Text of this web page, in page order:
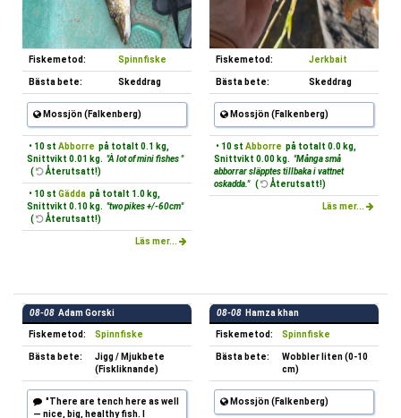
Fiskemetod: Spinnfiske
Bästa bete: Skeddrag
Mossjön (Falkenberg)
• 10 st Abborre på totalt 0.1 kg,
Snittvikt 0.01 kg. "À lot of mini fishes "
(
Återutsatt!)
• 10 st Gädda på totalt 1.0 kg,
Snittvikt 0.10 kg. "two pikes +/-60cm"
(
Återutsatt!)
Läs mer...
Fiskemetod: Jerkbait
Bästa bete: Skeddrag
Mossjön (Falkenberg)
• 10 st Abborre på totalt 0.0 kg,
Snittvikt 0.00 kg. "Många små
abborrar släpptes tillbaka i vattnet
oskadda." ( Återutsatt!)
Läs mer...
08-08 Adam Gorski
Fiskemetod: Spinnfiske
Bästa bete:
Jigg / Mjukbete
(Fiskliknande)
"There are tench here as well
— nice, big, healthy fish. I
08-08 Hamza khan
Fiskemetod: Spinnfiske
Bästa bete:
Wobbler liten (0-10
cm)
Mossjön (Falkenberg)